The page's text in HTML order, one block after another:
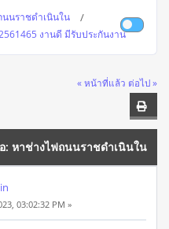
นนราชดำเนินใน
งานดี มีรับประกันงาน
« หน้าที่แล้ว ต่อไป »
: หาช่างไฟถนนราชดำเนินใน
นงาน (อ่าน 2521 ครั้ง)
03:02:32 PM »